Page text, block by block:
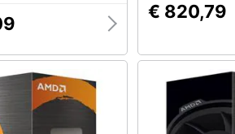
€ 820,79